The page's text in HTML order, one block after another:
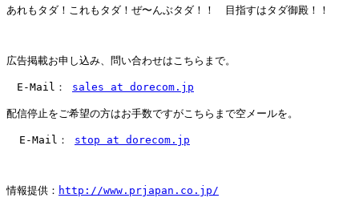
あれもタダ！これもタダ！ぜ〜んぶタダ！！　目指すはタダ御殿！！
広告掲載お申し込み、問い合わせはこちらまで。
E-Mail： sales at dorecom.jp
配信停止をご希望の方はお手数ですがこちらまで空メールを。
  E-Mail：
stop at dorecom.jp
情報提供： http://www.prjapan.co.jp/